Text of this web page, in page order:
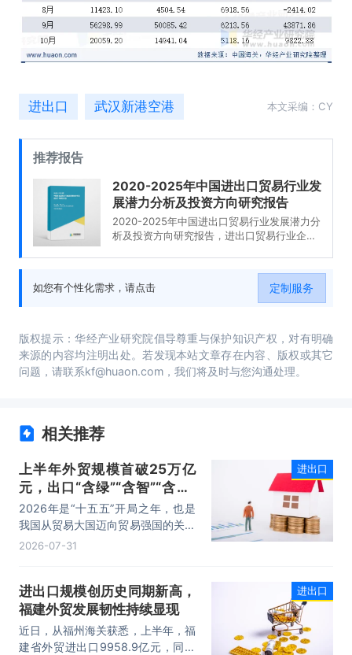
进出口 武汉新港空港 本文采编：CY
推荐报告
2020-2025年中国进出口贸易行业发
展潜力分析及投资方向研究报告
2020-2025年中国进出口贸易行业发展潜力分
析及投资方向研究报告，进出口贸易行业企业
易行业投资风险与营销分析，2020-2025年中
国进出口贸易行业发展战略及规划建议。
如您有个性化需求，请点击 定制服务
版权提示：华经产业研究院倡导尊重与保护知识产权，对有明确
来源的内容均注明出处。若发现本站文章存在内容、版权或其它
问题，请联系kf@huaon.com，我们将及时与您沟通处理。
相关推荐
上半年外贸规模首破25万亿
元，出口“含绿”“含智”“含新”
量稳步攀升
2026年是“十五五”开局之年，也是
我国从贸易大国迈向贸易强国的关键
时期。上半年，我国进出口规模历史
品为代表的高附加值产品出口占比显
著提升，成为外贸提质增效的核心引
擎，为加快建设贸易强国注入了强劲
动力。
2026-07-31
进出口
进出口规模创历史同期新高，
福建外贸发展韧性持续显现
近日，从福州海关获悉，上半年，福
建省外贸进出口9958.9亿元，同比
进出口